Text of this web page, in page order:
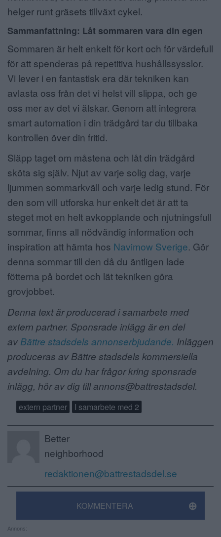
helger runt gräsets tillväxt cykel.
Sammanfattning: Låt sommaren vara din egen
Sommaren är helt enkelt för kort och för värdefull
för att spenderas på repetitiva hushållssysslor.
Vi lever i en fantastisk era där tekniken kan
avlasta oss från det vi helst vill slippa, och ge
oss mer av det vi älskar. Genom att integrera
smart automation i din trädgård tar du tillbaka
kontrollen över din fritid.
Släpp taget om måstena och låt din trädgård
sköta sig själv. Njut av varje solig dag, varje
ljummen sommarkväll och varje ledig stund. För
den som vill utforska hur enkelt det är att ta
steget mot en helt avkopplande och njutningsfull
sommar, finns all nödvändig information och
inspiration att hämta hos Navimow Sverige. Gör
denna sommar till den då du äntligen lade
fötterna på bordet och lät tekniken göra
grovjobbet.
Denna text är producerad i samarbete med
extern partner. Sponsrade inlägg är en del
av Bättre stadsdels annonserbjudande. Inläggen
produceras av Bättre stadsdels kommersiella
avdelning. Om du har frågor kring sponsrade
inlägg, hör av dig till annons@battrestadsdel.
extern partner I samarbete med 2
Better
neighborhood
redaktionen@battrestadsdel.se
KOMMENTERA
Annons: